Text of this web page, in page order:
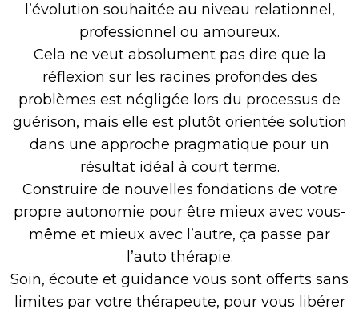
l’évolution souhaitée au niveau relationnel,
professionnel ou amoureux.
Cela ne veut absolument pas dire que la
réflexion sur les racines profondes des
problèmes est négligée lors du processus de
guérison, mais elle est plutôt orientée solution
dans une approche pragmatique pour un
résultat idéal à court terme.
Construire de nouvelles fondations de votre
propre autonomie pour être mieux avec vous-
même et mieux avec l’autre, ça passe par
l’auto thérapie.
Soin, écoute et guidance vous sont offerts sans
limites par votre thérapeute, pour vous libérer